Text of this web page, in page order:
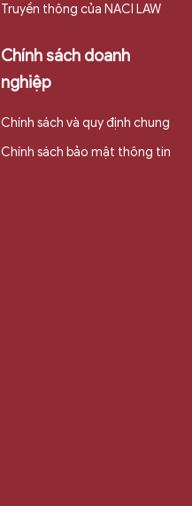
Truyền thông của NACI LAW
Chính sách doanh
nghiệp
Chính sách và quy định chung
Chính sách bảo mật thông tin